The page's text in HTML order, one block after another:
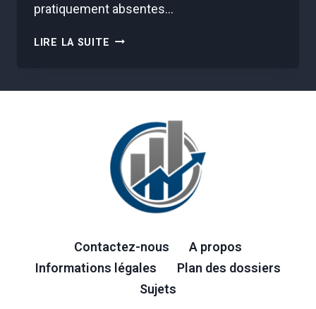
pratiquement absentes…
LIRE LA SUITE APRÈS
PLUS
GRAND
ANIMAL
AU
MONDE
REDÉCOUVERT
TOUT
Contactez-nous
A propos
Informations légales
Plan des dossiers
Sujets